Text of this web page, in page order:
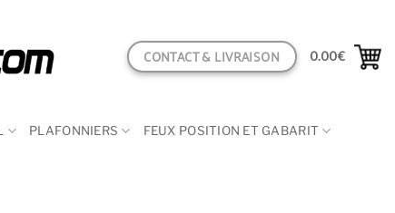
CONTACT & LIVRAISON 0.00€
PLAFONNIERS FEUX POSITION ET GABARIT